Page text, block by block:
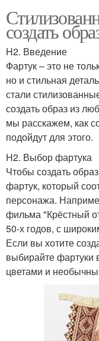
создать
H2. Введение
Фартук – это не
но и стильная
стали
создать образ из
мы расскажем, как
подойдут для этого.
H2. Выбор фартука
Чтобы создать
фартук, который
персонажа.
фильма "Крёстный
50-х годов, с
Если вы хотите
выбирайте фартуки
цветами и